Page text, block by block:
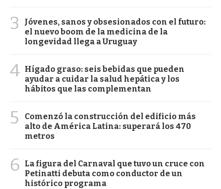
3
Jóvenes, sanos y obsesionados con el futuro:
el nuevo boom de la medicina de la
longevidad llega a Uruguay
4 Hígado graso: seis bebidas que pueden
ayudar a cuidar la salud hepática y los
hábitos que las complementan
5
Comenzó la construcción del edificio más
alto de América Latina: superará los 470
metros
6
La figura del Carnaval que tuvo un cruce con
Petinatti debuta como conductor de un
histórico programa